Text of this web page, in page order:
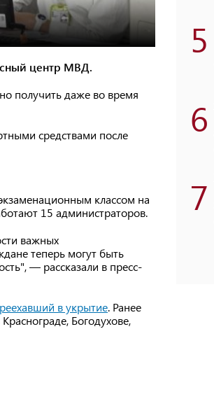
центр МВД.
получить даже во время
средствами после
классом на
15 администраторов.
важных
теперь могут быть
— рассказали в пресс-
в укрытие. Ранее
Богодухове,
5
6
7